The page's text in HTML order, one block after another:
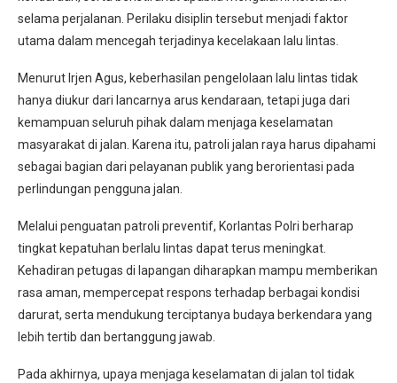
selama perjalanan. Perilaku disiplin tersebut menjadi faktor
utama dalam mencegah terjadinya kecelakaan lalu lintas.
Menurut Irjen Agus, keberhasilan pengelolaan lalu lintas tidak
hanya diukur dari lancarnya arus kendaraan, tetapi juga dari
kemampuan seluruh pihak dalam menjaga keselamatan
masyarakat di jalan. Karena itu, patroli jalan raya harus dipahami
sebagai bagian dari pelayanan publik yang berorientasi pada
perlindungan pengguna jalan.
Melalui penguatan patroli preventif, Korlantas Polri berharap
tingkat kepatuhan berlalu lintas dapat terus meningkat.
Kehadiran petugas di lapangan diharapkan mampu memberikan
rasa aman, mempercepat respons terhadap berbagai kondisi
darurat, serta mendukung terciptanya budaya berkendara yang
lebih tertib dan bertanggung jawab.
Pada akhirnya, upaya menjaga keselamatan di jalan tol tidak